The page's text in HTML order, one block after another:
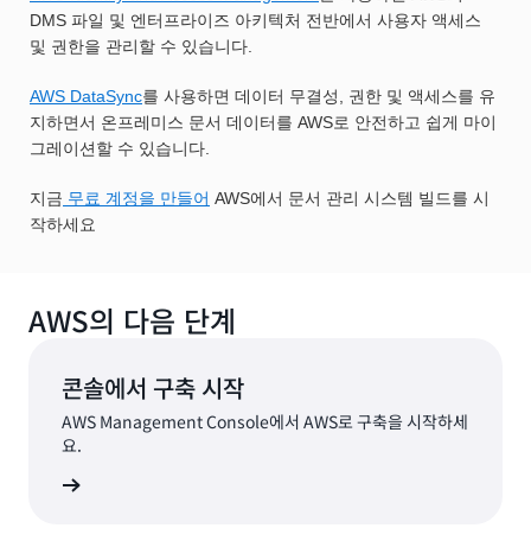
DMS 파일 및 엔터프라이즈 아키텍처 전반에서 사용자 액세스
및 권한을 관리할 수 있습니다.
AWS DataSync를 사용하면 데이터 무결성, 권한 및 액세스를 유
지하면서 온프레미스 문서 데이터를 AWS로 안전하고 쉽게 마이
그레이션할 수 있습니다.
지금 무료 계정을 만들어 AWS에서 문서 관리 시스템 빌드를 시
작하세요
AWS의 다음 단계
콘솔에서 구축 시작
AWS Management Console에서 AWS로 구축을 시작하세
요.